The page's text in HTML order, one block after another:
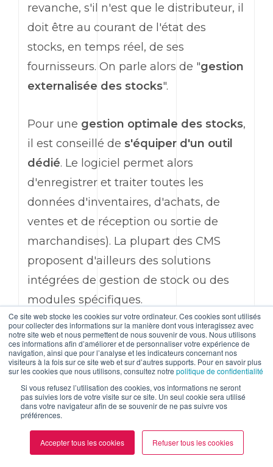
Ce site web stocke les cookies sur votre ordinateur. Ces cookies sont utilisés
pour collecter des informations sur la manière dont vous interagissez avec
notre site web et nous permettent de nous souvenir de vous. Nous utilisons
ces informations afin d’améliorer et de personnaliser votre expérience de
navigation, ainsi que pour l’analyse et les indicateurs concernant nos
visiteurs à la fois sur ce site web et sur d’autres supports. Pour en savoir plus
sur les cookies que nous utilisons, consultez notre politique de confidentialité
Si vous refusez l’utilisation des cookies, vos informations ne seront
pas suivies lors de votre visite sur ce site. Un seul cookie sera utilisé
dans votre navigateur afin de se souvenir de ne pas suivre vos
préférences.
Accepter tous les cookies Refuser tous les cookies
revanche, s'il n'est que le distributeur, il
doit être au courant de l'état des
stocks, en temps réel, de ses
fournisseurs. On parle alors de "gestion
externalisée des stocks".
Pour une gestion optimale des stocks,
il est conseillé de s'équiper d'un outil
dédié. Le logiciel permet alors
d'enregistrer et traiter toutes les
données d'inventaires, d'achats, de
ventes et de réception ou sortie de
marchandises). La plupart des CMS
proposent d'ailleurs des solutions
intégrées de gestion de stock ou des
modules spécifiques.
Les avantages sont nombreux :
éviter les ruptures de stock,
maîtriser les coûts de gestion
des stocks,
définir des niveaux d'alerte et
prévoir des commandes